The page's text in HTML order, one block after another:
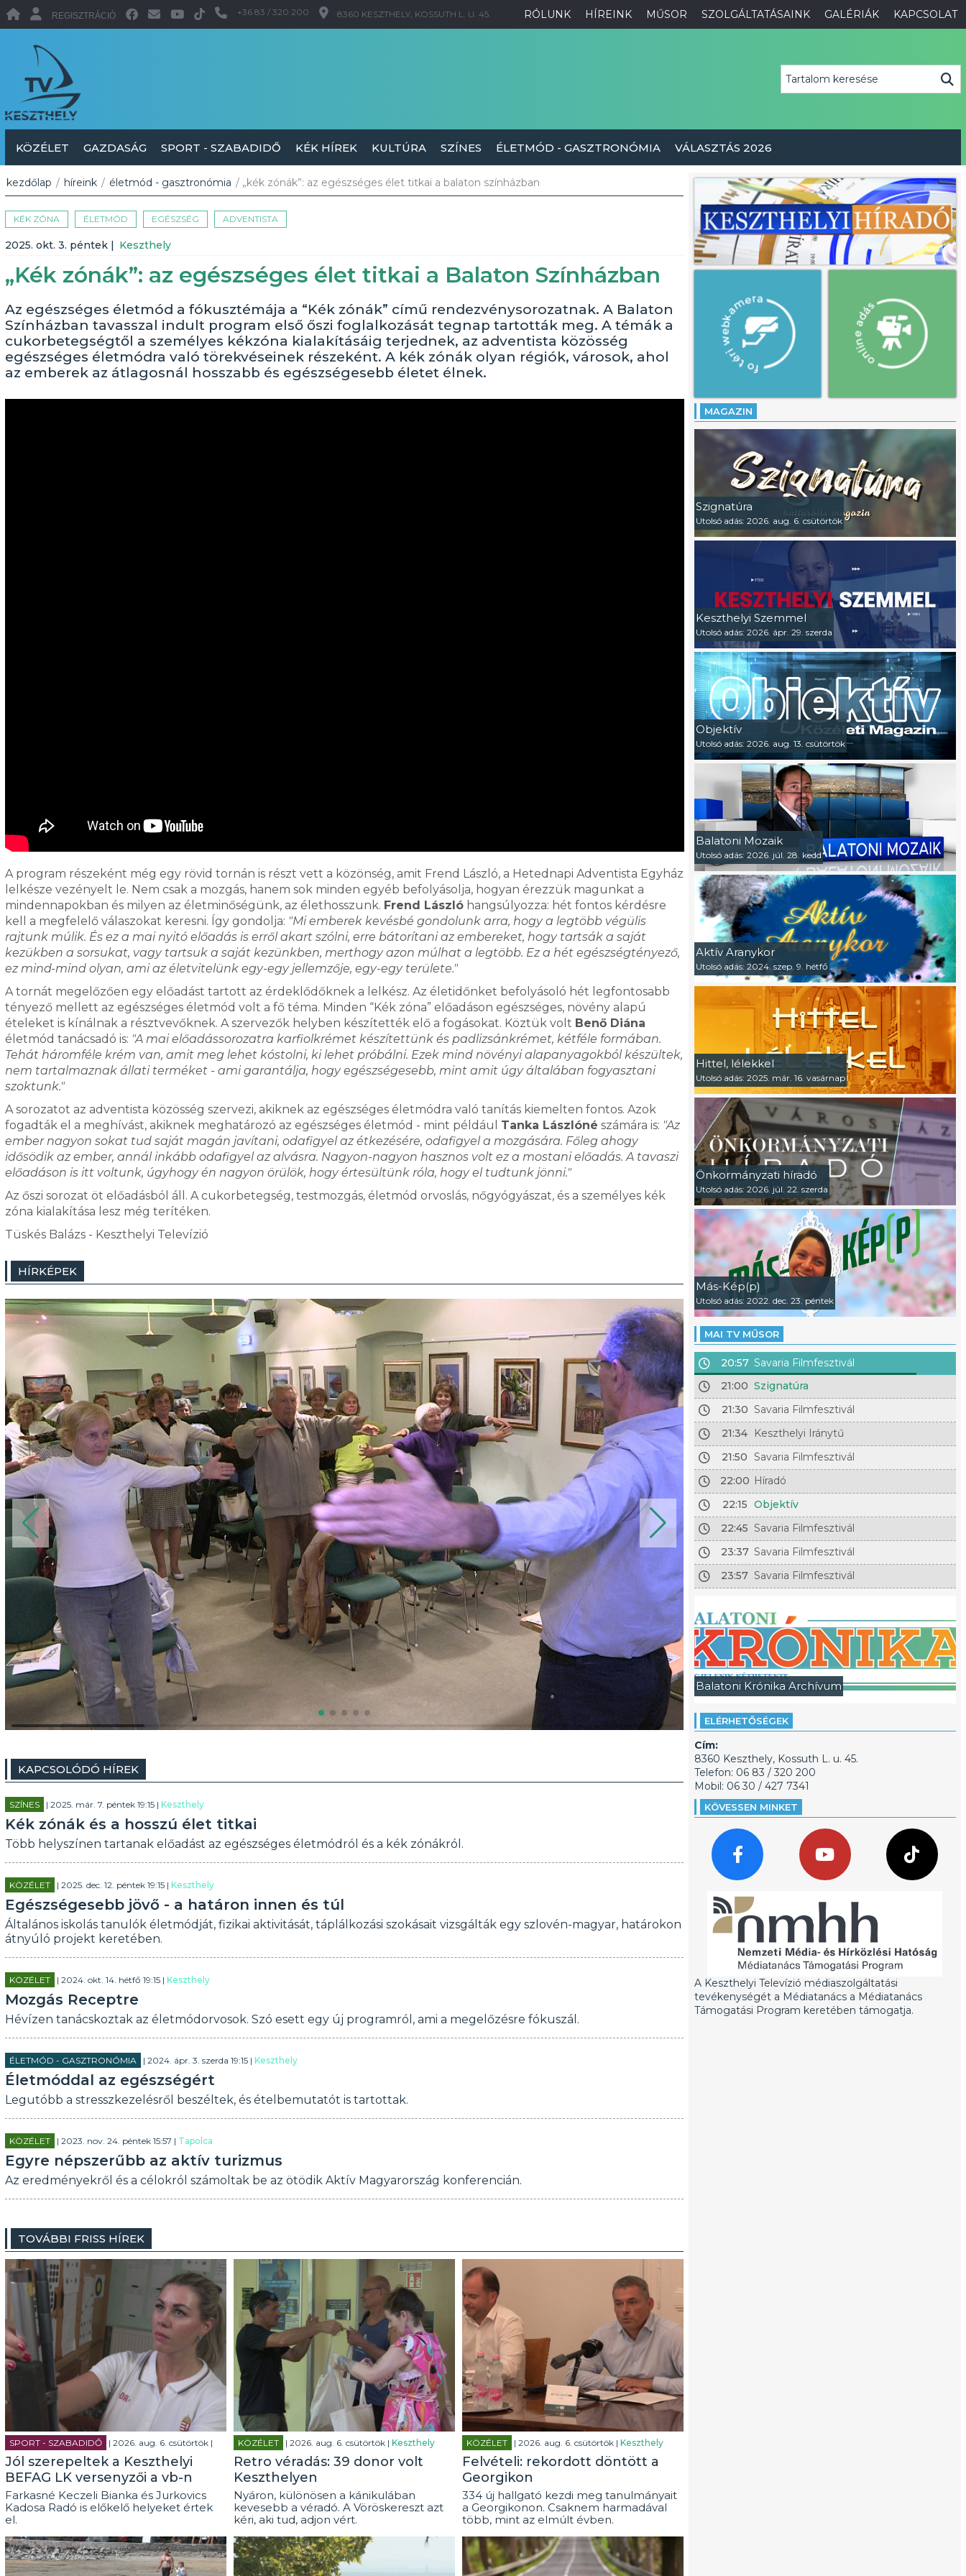
RÓLUNK HÍREINK MŰSOR SZOLGÁLTATÁSAINK GALÉRIÁK KAPCSOLAT
REGISZTRÁCIÓ +36 83 / 320 200 8360 KESZTHELY, KOSSUTH L. U. 45.
KÖZÉLET GAZDASÁG SPORT - SZABADIDŐ KÉK HÍREK KULTÚRA SZÍNES ÉLETMÓD - GASZTRONÓMIA VÁLASZTÁS 2026
kezdőlap / híreink / életmód - gasztronómia / „kék zónák”: az egészséges élet titkai a balaton színházban
KÉK ZÓNA ÉLETMÓD EGÉSZSÉG ADVENTISTA
2025. okt. 3. péntek | Keszthely
„Kék zónák”: az egészséges élet titkai a Balaton Színházban
Az egészséges életmód a fókusztémája a “Kék zónák” című rendezvénysorozatnak. A Balaton
Színházban tavasszal indult program első őszi foglalkozását tegnap tartották meg. A témák a
cukorbetegségtől a személyes kékzóna kialakításáig terjednek, az adventista közösség
egészséges életmódra való törekvéseinek részeként. A kék zónák olyan régiók, városok, ahol
az emberek az átlagosnál hosszabb és egészségesebb életet élnek.
A program részeként még egy rövid tornán is részt vett a közönség, amit Frend László, a Hetednapi Adventista Egyház
lelkésze vezényelt le. Nem csak a mozgás, hanem sok minden egyéb befolyásolja, hogyan érezzük magunkat a
mindennapokban és milyen az életminőségünk, az élethosszunk. Frend Lászlóhangsúlyozza: hét fontos kérdésre
kell a megfelelő válaszokat keresni. Így gondolja: "Mi emberek kevésbé gondolunk arra, hogy a legtöbb végülis
rajtunk múlik. És ez a mai nyitó előadás is erről akart szólni, erre bátorítani az embereket, hogy tartsák a saját
kezükben a sorsukat, vagy tartsuk a saját kezünkben, merthogy azon múlhat a legtöbb. Ez a hét egészségtényező,
ez mind-mind olyan, ami az életvitelünk egy-egy jellemzője, egy-egy területe."
A tornát megelőzően egy előadást tartott az érdeklődőknek a lelkész. Az életidőnket befolyásoló hét legfontosabb
tényező mellett az egészséges életmód volt a fő téma. Minden “Kék zóna” előadáson egészséges, növény alapú
ételeket is kínálnak a résztvevőknek. A szervezők helyben készítették elő a fogásokat. Köztük volt Benő Diána
életmód tanácsadó is: "A mai előadássorozatra karfiolkrémet készítettünk és padlizsánkrémet, kétféle formában.
Tehát háromféle krém van, amit meg lehet kóstolni, ki lehet próbálni. Ezek mind növényi alapanyagokból készültek,
nem tartalmaznak állati terméket - ami garantálja, hogy egészségesebb, mint amit úgy általában fogyasztani
szoktunk."
A sorozatot az adventista közösség szervezi, akiknek az egészséges életmódra való tanítás kiemelten fontos. Azok
fogadták el a meghívást, akiknek meghatározó az egészséges életmód - mint például Tanka Lászlóné számára is: "Az
ember nagyon sokat tud saját magán javítani, odafigyel az étkezésére, odafigyel a mozgására. Főleg ahogy
idősödik az ember, annál inkább odafigyel az alvásra. Nagyon-nagyon hasznos volt ez a mostani előadás. A tavaszi
előadáson is itt voltunk, úgyhogy én nagyon örülök, hogy értesültünk róla, hogy el tudtunk jönni."
Az őszi sorozat öt előadásból áll. A cukorbetegség, testmozgás, életmód orvoslás, nőgyógyászat, és a személyes kék
zóna kialakítása lesz még terítéken.
Tüskés Balázs - Keszthelyi Televízió
HÍRKÉPEK
KAPCSOLÓDÓ HÍREK
SZÍNES | 2025. már. 7. péntek 19:15 | Keszthely
Kék zónák és a hosszú élet titkai
Több helyszínen tartanak előadást az egészséges életmódról és a kék zónákról.
KÖZÉLET | 2025. dec. 12. péntek 19:15 | Keszthely
Egészségesebb jövő - a határon innen és túl
Általános iskolás tanulók életmódját, fizikai aktivitását, táplálkozási szokásait vizsgálták egy szlovén-magyar, határokon
átnyúló projekt keretében.
KÖZÉLET | 2024. okt. 14. hétfő 19:15 | Keszthely
Mozgás Receptre
Hévízen tanácskoztak az életmódorvosok. Szó esett egy új programról, ami a megelőzésre fókuszál.
ÉLETMÓD - GASZTRONÓMIA | 2024. ápr. 3. szerda 19:15 | Keszthely
Életmóddal az egészségért
Legutóbb a stresszkezelésről beszéltek, és ételbemutatót is tartottak.
KÖZÉLET | 2023. nov. 24. péntek 15:57 | Tapolca
Egyre népszerűbb az aktív turizmus
Az eredményekről és a célokról számoltak be az ötödik Aktív Magyarország konferencián.
TOVÁBBI FRISS HÍREK
SPORT - SZABADIDŐ | 2026. aug. 6. csütörtök |
Jól szerepeltek a Keszthelyi
BEFAG LK versenyzői a vb-n
Farkasné Keczeli Bianka és Jurkovics
Kadosa Radó is előkelő helyeket értek
el.
KÖZÉLET | 2026. aug. 6. csütörtök | Keszthely
Retro véradás: 39 donor volt
Keszthelyen
Nyáron, különösen a kánikulában
kevesebb a véradó. A Vöröskereszt azt
kéri, aki tud, adjon vért.
KÖZÉLET | 2026. aug. 6. csütörtök | Keszthely
Felvételi: rekordott döntött a
Georgikon
334 új hallgató kezdi meg tanulmányait
a Georgikonon. Csaknem harmadával
több, mint az elmúlt évben.
MAGAZIN
Szignatúra
Utolsó adás: 2026. aug. 6. csütörtök
Keszthelyi Szemmel
Utolsó adás: 2026. ápr. 29. szerda
Objektív
Utolsó adás: 2026. aug. 13. csütörtök
Balatoni Mozaik
Utolsó adás: 2026. júl. 28. kedd
Aktív Aranykor
Utolsó adás: 2024. szep. 9. hétfő
Hittel, lélekkel
Utolsó adás: 2025. már. 16. vasárnap
Önkormányzati híradó
Utolsó adás: 2026. júl. 22. szerda
Más-Kép(p)
Utolsó adás: 2022. dec. 23. péntek
MAI TV MŰSOR
20:57 Savaria Filmfesztivál
21:00 Szignatúra
21:30 Savaria Filmfesztivál
21:34
Keszthelyi Iránytű
21:50 Savaria Filmfesztivál
22:00 Híradó
22:15 Objektív
22:45 Savaria Filmfesztivál
23:37 Savaria Filmfesztivál
23:57 Savaria Filmfesztivál
Balatoni Krónika Archívum
ELÉRHETŐSÉGEK
Cím:
8360 Keszthely, Kossuth L. u. 45.
Telefon: 06 83 / 320 200
Mobil: 06 30 / 427 7341
KÖVESSEN MINKET
A Keszthelyi Televízió médiaszolgáltatási
tevékenységét a Médiatanács a Médiatanács
Támogatási Program keretében támogatja.